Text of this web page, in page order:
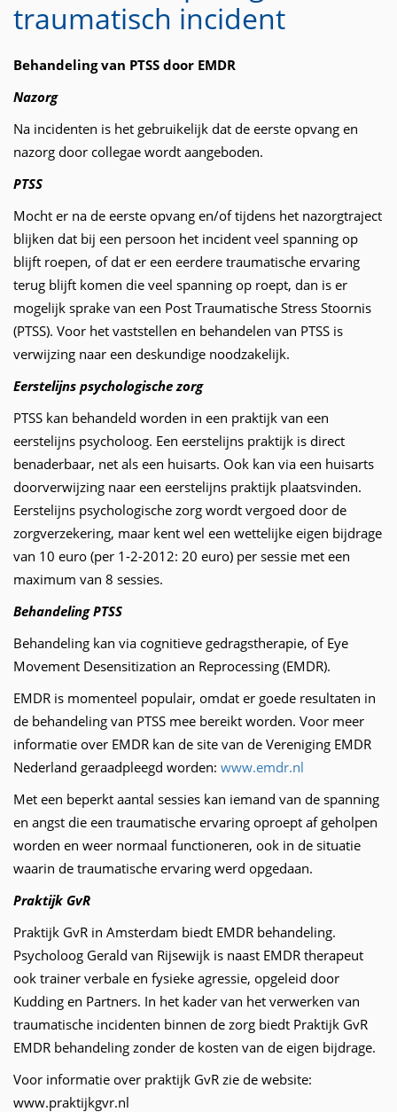
traumatisch incident
Behandeling van PTSS door EMDR
Nazorg
Na incidenten is het gebruikelijk dat de eerste opvang en
nazorg door collegae wordt aangeboden.
PTSS
Mocht er na de eerste opvang en/of tijdens het nazorgtraject
blijken dat bij een persoon het incident veel spanning op
blijft roepen, of dat er een eerdere traumatische ervaring
terug blijft komen die veel spanning op roept, dan is er
mogelijk sprake van een Post Traumatische Stress Stoornis
(PTSS). Voor het vaststellen en behandelen van PTSS is
verwijzing naar een deskundige noodzakelijk.
Eerstelijns psychologische zorg
PTSS kan behandeld worden in een praktijk van een
eerstelijns psycholoog. Een eerstelijns praktijk is direct
benaderbaar, net als een huisarts. Ook kan via een huisarts
doorverwijzing naar een eerstelijns praktijk plaatsvinden.
Eerstelijns psychologische zorg wordt vergoed door de
zorgverzekering, maar kent wel een wettelijke eigen bijdrage
van 10 euro (per 1-2-2012: 20 euro) per sessie met een
maximum van 8 sessies.
Behandeling PTSS
Behandeling kan via cognitieve gedragstherapie, of Eye
Movement Desensitization an Reprocessing (EMDR).
EMDR is momenteel populair, omdat er goede resultaten in
de behandeling van PTSS mee bereikt worden. Voor meer
informatie over EMDR kan de site van de Vereniging EMDR
Nederland geraadpleegd worden: www.emdr.nl
Met een beperkt aantal sessies kan iemand van de spanning
en angst die een traumatische ervaring oproept af geholpen
worden en weer normaal functioneren, ook in de situatie
waarin de traumatische ervaring werd opgedaan.
Praktijk GvR
Praktijk GvR in Amsterdam biedt EMDR behandeling.
Psycholoog Gerald van Rijsewijk is naast EMDR therapeut
ook trainer verbale en fysieke agressie, opgeleid door
Kudding en Partners. In het kader van het verwerken van
traumatische incidenten binnen de zorg biedt Praktijk GvR
EMDR behandeling zonder de kosten van de eigen bijdrage.
Voor informatie over praktijk GvR zie de website:
www.praktijkgvr.nl